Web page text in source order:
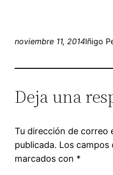
noviembre 11, 2014Iñigo
Deja una
Tu dirección de correo
publicada. Los campos
marcados con *